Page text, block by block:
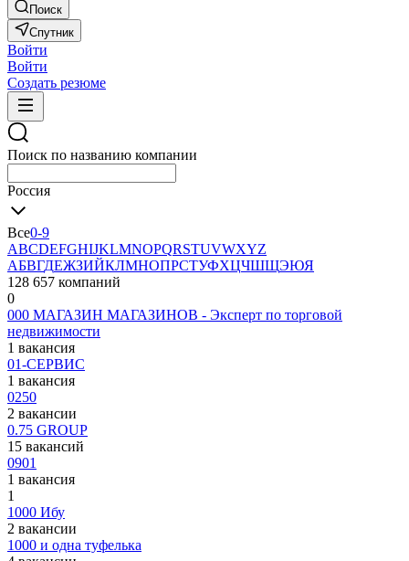
Поиск
Спутник
Войти
Войти
Создать резюме
Поиск по названию компании
Россия
Все0-9
ABCDEFGHIJKLMNOPQRSTUVWXYZ
АБВГДЕЖЗИЙКЛМНОПРСТУФХЦЧШЩЭЮЯ
128 657 компаний
0
000 МАГАЗИН МАГАЗИНОВ - Эксперт по торговой
недвижимости
1 вакансия
01-СЕРВИС
1 вакансия
0250
2 вакансии
0.75 GROUP
15 вакансий
0901
1 вакансия
1
1000 Ибу
2 вакансии
1000 и одна туфелька